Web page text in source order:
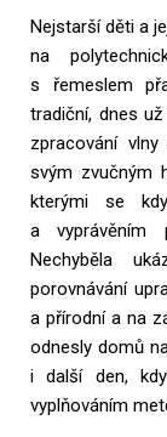
Nejstarší děti a
na
s řemeslem
tradiční, dnes
zpracování
svým zvučným
kterými se
a vyprávěním
Nechyběla
porovnávání
a přírodní a na
odnesly domů
i další den,
vyplňováním